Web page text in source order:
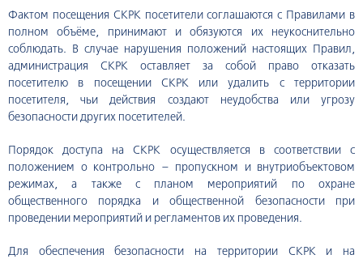
Фактом посещения СКРК посетители соглашаются с Правилами в
полном объёме, принимают и обязуются их неукоснительно
соблюдать. В случае нарушения положений настоящих Правил,
администрация СКРК оставляет за собой право отказать
посетителю в посещении СКРК или удалить с территории
посетителя, чьи действия создают неудобства или угрозу
безопасности других посетителей.
Порядок доступа на СКРК осуществляется в соответствии с
положением о контрольно – пропускном и внутриобъектовом
режимах, а также с планом мероприятий по охране
общественного порядка и общественной безопасности при
проведении мероприятий и регламентов их проведения.
Для обеспечения безопасности на территории СКРК и на